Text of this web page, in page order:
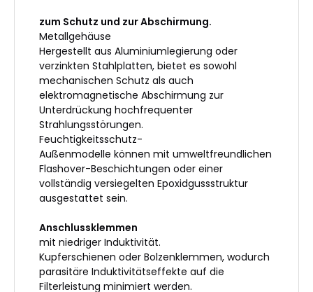
zum Schutz und zur Abschirmung.
Metallgehäuse
Hergestellt aus Aluminiumlegierung oder
verzinkten Stahlplatten, bietet es sowohl
mechanischen Schutz als auch
elektromagnetische Abschirmung zur
Unterdrückung hochfrequenter
Strahlungsstörungen.
Feuchtigkeitsschutz-
Außenmodelle können mit umweltfreundlichen
Flashover-Beschichtungen oder einer
vollständig versiegelten Epoxidgussstruktur
ausgestattet sein.
Anschlussklemmen
mit niedriger Induktivität.
Kupferschienen oder Bolzenklemmen, wodurch
parasitäre Induktivitätseffekte auf die
Filterleistung minimiert werden.